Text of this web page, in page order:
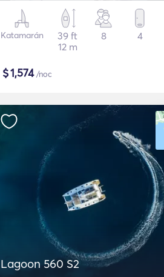
Katamarán
39 ft
12 m
8 4
$1,574/noc
Lagoon 560 S2